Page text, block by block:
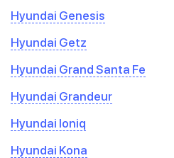
Hyundai Genesis
Hyundai Getz
Hyundai Grand Santa Fe
Hyundai Grandeur
Hyundai Ioniq
Hyundai Kona